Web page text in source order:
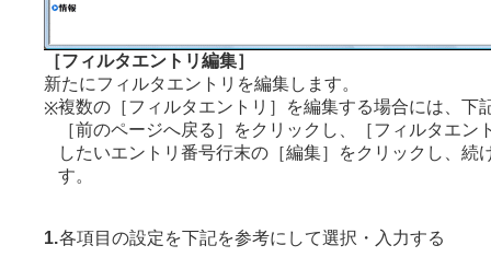
［フィルタエントリ編集］
新たにフィルタエントリを編集します。
※複数の［フィルタエントリ］を編集する場合には、下
［前のページへ戻る］をクリックし、［フィルタエン
したいエントリ番号行末の［編集］をクリックし、続
す。
1.各項目の設定を下記を参考にして選択・入力する